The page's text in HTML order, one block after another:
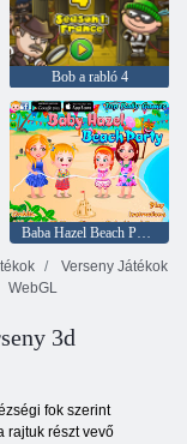
Bob a rabló 4
Baba Hazel Beach Party
Verseny Játékok
WebGL
3d
fok szerint
rajtuk részt vevő